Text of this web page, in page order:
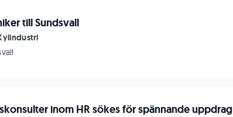
till Sundsvall
inom HR sökes för spännande uppdrag